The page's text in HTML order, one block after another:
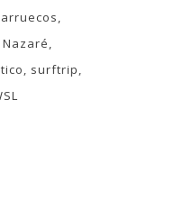
surftrip